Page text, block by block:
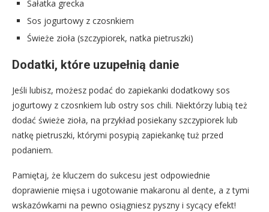
Sałatka grecka
Sos jogurtowy z czosnkiem
Świeże zioła (szczypiorek, natka pietruszki)
Dodatki, które uzupełnią danie
Jeśli lubisz, możesz podać do zapiekanki dodatkowy sos
jogurtowy z czosnkiem lub ostry sos chili. Niektórzy lubią też
dodać świeże zioła, na przykład posiekany szczypiorek lub
natkę pietruszki, którymi posypią zapiekankę tuż przed
podaniem.
Pamiętaj, że kluczem do sukcesu jest odpowiednie
doprawienie mięsa i ugotowanie makaronu al dente, a z tymi
wskazówkami na pewno osiągniesz pyszny i sycący efekt!